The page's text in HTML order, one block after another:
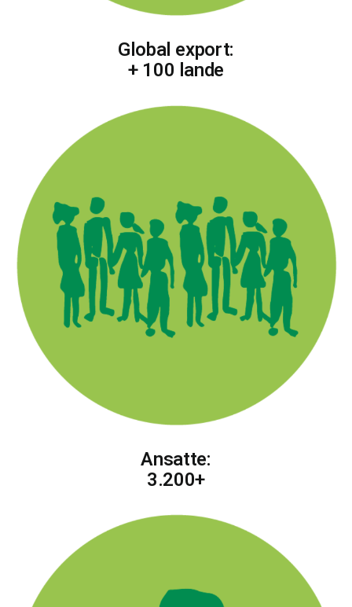
Global export:
+ 100 lande
Ansatte:
3.200+